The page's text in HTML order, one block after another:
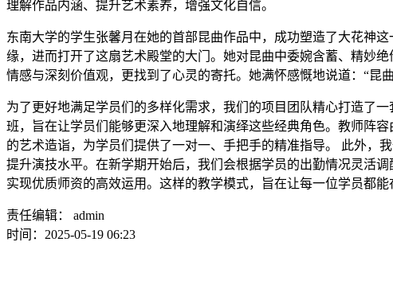
理解作品内涵、提升艺术素养，增强文化自信。
东南大学的学生张馨月在她的首部昆曲作品中，成功塑造了大花神
缘，进而打开了这扇艺术殿堂的大门。她对昆曲中委婉含蓄、精妙
情感与深刻价值观，更找到了心灵的寄托。她满怀感慨地说道：“
为了更好地满足学员们的多样化需求，我们的项目团队精心打造了
班，旨在让学员们能够更深入地理解和演绎这些经典角色。教师阵
的艺术造诣，为学员们提供了一对一、手把手的精准指导。 此外，
提升演技水平。在新学期开始后，我们会根据学员的出勤情况灵活
实现优质师资的高效运用。这样的教学模式，旨在让每一位学员都
责任编辑： admin
时间：2025-05-19 06:23